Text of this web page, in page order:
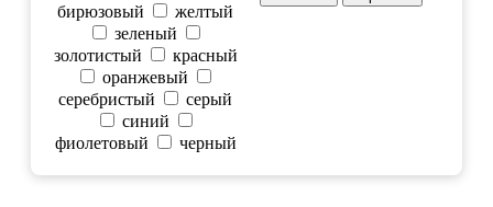
бирюзовый
желтый
зеленый
золотистый
красный
оранжевый
серебристый
серый
синий
фиолетовый
черный